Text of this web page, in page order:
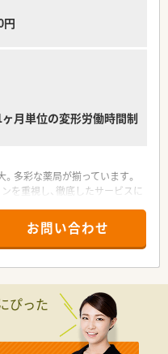
円
月単位の変形労働時間制
多彩な薬局が揃っています。
を重視し、徹底したサービスに
研修プログラムも完備してい
ります！
「育児・介護短時間勤務制度」
度など福利厚生も充実してい
お問い合わせ
ぴった